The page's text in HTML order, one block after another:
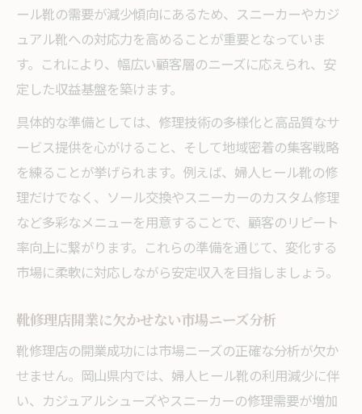
ール靴の需要が減少傾向にあるため、スニーカーやカジ
ュアル靴への対応力を高めることが重要となっていま
す。これにより、幅広い顧客層のニーズに応えられ、安
定した収益基盤を築けます。
具体的な準備としては、修理技術の多様化と高品質なサ
ービス提供を心がけること、そして地域密着の集客戦略
を練ることが挙げられます。例えば、婦人ヒール靴の修
理だけでなく、ソール交換やスニーカーのカスタム修理
など多彩なメニューを用意することで、顧客のリピート
率向上に繋がります。これらの準備を通じて、変化する
市場に柔軟に対応しながら安定収入を目指しましょう。
靴修理店開業に欠かせない市場ニーズ分析
靴修理店の開業成功には市場ニーズの正確な分析が欠か
せません。岡山県内では、婦人ヒール靴の利用減少に伴
い、カジュアルシューズやスニーカーの修理需要が増加